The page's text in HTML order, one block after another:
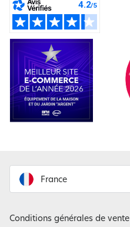
France
Conditions générales de vente